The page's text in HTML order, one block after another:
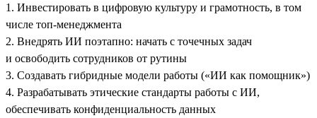
1. Инвестировать в цифровую культуру и грамотность, в том
числе топ-менеджмента
2. Внедрять ИИ поэтапно: начать с точечных задач
и освободить сотрудников от рутины
3. Создавать гибридные модели работы («ИИ как помощник»)
4. Разрабатывать этические стандарты работы с ИИ,
обеспечивать конфиденциальность данных